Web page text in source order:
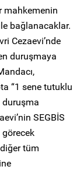
mahkemenin
bağlanacaklar.
Cezaevi’nde
duruşmaya
“1 sene tutuklu
duruşma
SEGBİS
görecek
tüm